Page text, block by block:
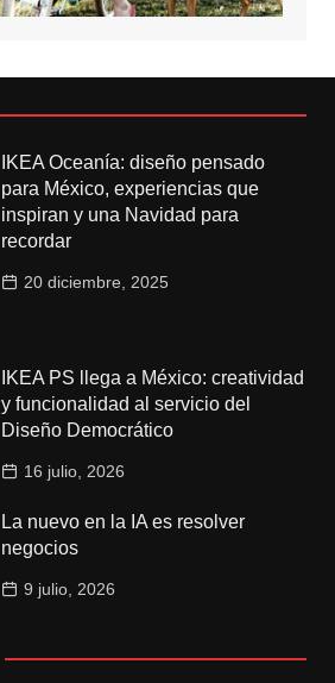
IKEA Oceanía: diseño pensado
para México, experiencias que
inspiran y una Navidad para
recordar
20 diciembre, 2025
IKEA PS llega a México: creatividad
y funcionalidad al servicio del
Diseño Democrático
16 julio, 2026
La nuevo en la IA es resolver
negocios
9 julio, 2026